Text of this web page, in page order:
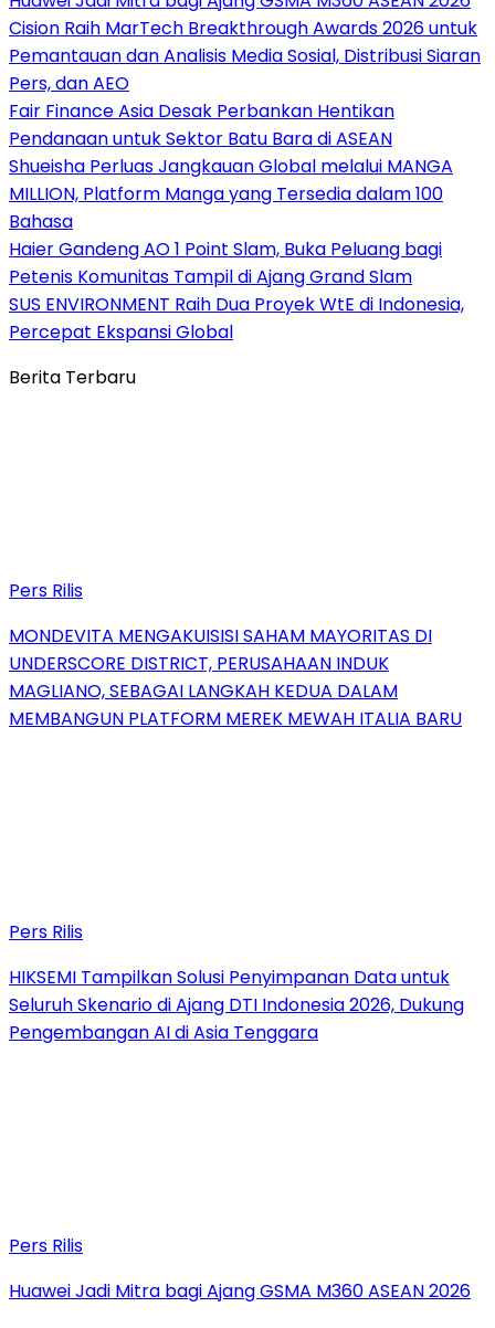
Cision Raih MarTech Breakthrough Awards 2026 untuk
Pemantauan dan Analisis Media Sosial, Distribusi Siaran
Pers, dan AEO
Fair Finance Asia Desak Perbankan Hentikan
Pendanaan untuk Sektor Batu Bara di ASEAN
Shueisha Perluas Jangkauan Global melalui MANGA
MILLION, Platform Manga yang Tersedia dalam 100
Bahasa
Haier Gandeng AO 1 Point Slam, Buka Peluang bagi
Petenis Komunitas Tampil di Ajang Grand Slam
SUS ENVIRONMENT Raih Dua Proyek WtE di Indonesia,
Percepat Ekspansi Global
Berita Terbaru
Pers Rilis
MONDEVITA MENGAKUISISI SAHAM MAYORITAS DI
UNDERSCORE DISTRICT, PERUSAHAAN INDUK
MAGLIANO, SEBAGAI LANGKAH KEDUA DALAM
MEMBANGUN PLATFORM MEREK MEWAH ITALIA BARU
Pers Rilis
HIKSEMI Tampilkan Solusi Penyimpanan Data untuk
Seluruh Skenario di Ajang DTI Indonesia 2026, Dukung
Pengembangan AI di Asia Tenggara
Pers Rilis
Huawei Jadi Mitra bagi Ajang GSMA M360 ASEAN 2026